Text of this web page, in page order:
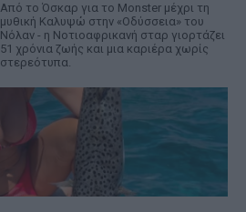
Από το Όσκαρ για το Monster μέχρι τη
μυθική Καλυψώ στην «Οδύσσεια» του
Νόλαν - η Νοτιοαφρικανή σταρ γιορτάζει
51 χρόνια ζωής και μια καριέρα χωρίς
στερεότυπα.